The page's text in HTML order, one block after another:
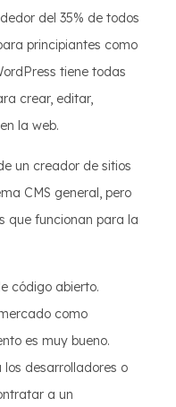
del 35% de todos
principiantes como
tiene todas
crear, editar,
la web.
un creador de sitios
CMS general, pero
que funcionan para la
código abierto.
como
es muy bueno.
los desarrolladores o
a un